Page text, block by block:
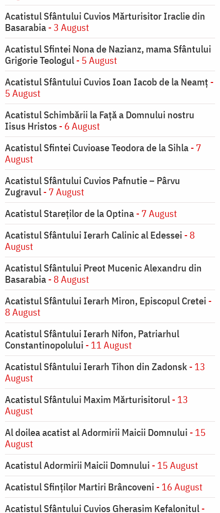
Acatistul Sfântului Cuvios Mărturisitor Iraclie din
Basarabia- 3 August
Acatistul Sfintei Nona de Nazianz, mama Sfântului
Grigorie Teologul- 5 August
Acatistul Sfântului Cuvios Ioan Iacob de la Neamț -
5 August
Acatistul Schimbării la Faţă a Domnului nostru
Iisus Hristos - 6 August
Acatistul Sfintei Cuvioase Teodora de la Sihla- 7
August
Acatistul Sfântului Cuvios Pafnutie – Pârvu
Zugravul- 7 August
Acatistul Stareţilor de la Optina- 7 August
Acatistul Sfântului Ierarh Calinic al Edessei - 8
August
Acatistul Sfântului Preot Mucenic Alexandru din
Basarabia- 8 August
Acatistul Sfântului Ierarh Miron, Episcopul Cretei -
8 August
Acatistul Sfântului Ierarh Nifon, Patriarhul
Constantinopolului - 11 August
Acatistul Sfântului Ierarh Tihon din Zadonsk- 13
August
Acatistul Sfântului Maxim Mărturisitorul- 13
August
Al doilea acatist al Adormirii Maicii Domnului - 15
August
Acatistul Adormirii Maicii Domnului - 15 August
Acatistul Sfinților Martiri Brâncoveni - 16 August
Acatistul Sfântului Cuvios Gherasim Kefalonitul-